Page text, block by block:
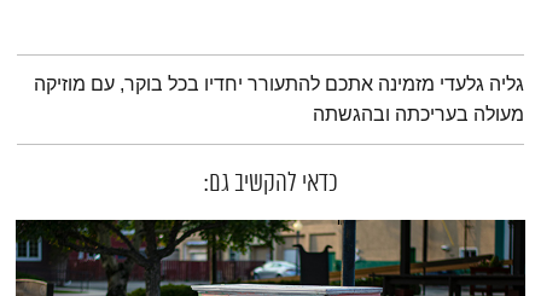
תמצית הפודקאסט
גליה גלעדי מזמינה אתכם להתעורר יחדיו בכל בוקר, עם מוזיקה
מעולה בעריכתה ובהגשתה
כדאי להקשיב גם: